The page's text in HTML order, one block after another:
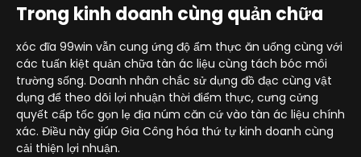
Trong kinh doanh cùng quản chữa
xóc đĩa 99win vẫn cung ứng độ ẩm thực ăn uống cùng với
các tuấn kiệt quản chữa tàn ác liệu cùng tách bóc môi
trường sống. Doanh nhân chắc sử dụng đồ đạc cùng vật
dụng để theo dõi lợi nhuận thời điểm thực, cưng cửng
quyết cấp tốc gọn lẹ địa núm căn cứ vào tàn ác liệu chính
xác. Điều này giúp Gia Công hóa thứ tự kinh doanh cùng
cải thiện lợi nhuận.